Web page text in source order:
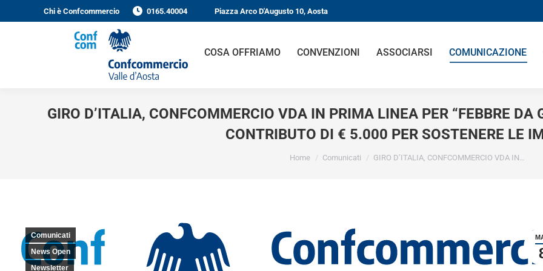
Chi è Confcommercio 0165.40004 Piazza Arco D'Augusto 10, Aosta
COSA OFFRIAMO CONVENZIONI ASSOCIARSI COMUNICAZIONE
GIRO D’ITALIA, CONFCOMMERCIO VDA IN PRIMA LINEA PER “FEBBRE DA
CONTRIBUTO DI € 5.000 PER SOSTENERE LE
Home Comunicati GIRO D’ITALIA, CONFCOMMERCIO VDA IN…
8
Comunicati
News Open
Newsletter